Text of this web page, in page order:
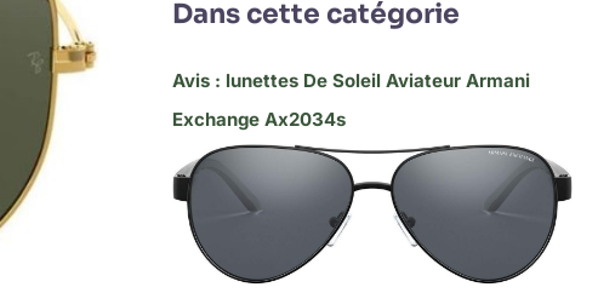
Dans cette catégorie
Avis : lunettes De Soleil Aviateur Armani
Exchange Ax2034s